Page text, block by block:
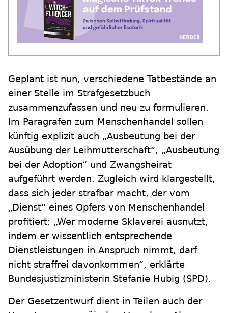
Geplant ist nun, verschiedene Tatbestände an
einer Stelle im Strafgesetzbuch
zusammenzufassen und neu zu formulieren.
Im Paragrafen zum Menschenhandel sollen
künftig explizit auch „Ausbeutung bei der
Ausübung der Leihmutterschaft“, „Ausbeutung
bei der Adoption“ und Zwangsheirat
aufgeführt werden. Zugleich wird klargestellt,
dass sich jeder strafbar macht, der vom
„Dienst“ eines Opfers von Menschenhandel
profitiert: „Wer moderne Sklaverei ausnutzt,
indem er wissentlich entsprechende
Dienstleistungen in Anspruch nimmt, darf
nicht straffrei davonkommen“, erklärte
Bundesjustizministerin Stefanie Hubig (SPD).
Der Gesetzentwurf dient in Teilen auch der